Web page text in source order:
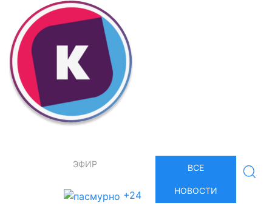
ЭФИР
+24
ВСЕ
НОВОСТИ